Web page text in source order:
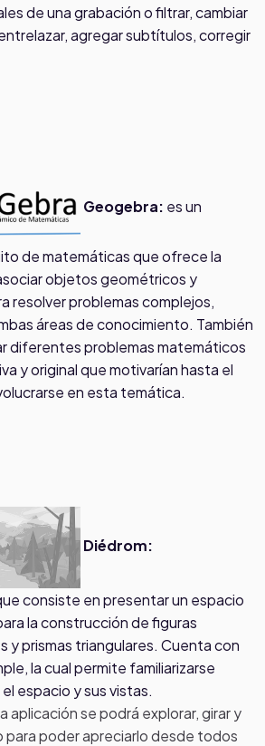
de una grabación o filtrar, cambiar
agregar subtítulos, corregir
Geogebra: es un
de matemáticas que ofrece la
objetos geométricos y
resolver problemas complejos,
áreas de conocimiento. También
diferentes problemas matemáticos
y original que motivarían hasta el
en esta temática.
Diédrom:
consiste en presentar un espacio
la construcción de figuras
y prismas triangulares. Cuenta con
la cual permite familiarizarse
espacio y sus vistas.
aplicación se podrá explorar, girar y
para poder apreciarlo desde todos